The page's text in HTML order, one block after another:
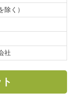
除く）
社